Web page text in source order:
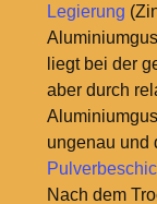
Legierung
liegt bei der
aber durch
ungenau und
Nach dem